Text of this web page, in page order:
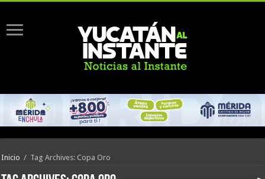
Inicio / Tag Archives: Copa Oro